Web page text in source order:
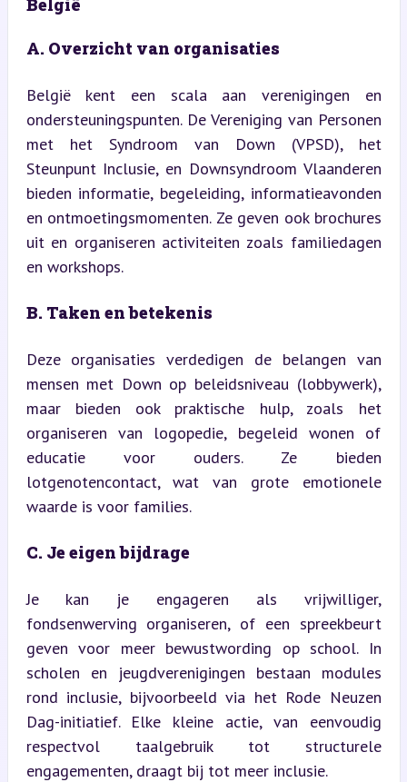
België
A. Overzicht van organisaties
België kent een scala aan verenigingen en
ondersteuningspunten. De Vereniging van Personen
met het Syndroom van Down (VPSD), het
Steunpunt Inclusie, en Downsyndroom Vlaanderen
bieden informatie, begeleiding, informatieavonden
en ontmoetingsmomenten. Ze geven ook brochures
uit en organiseren activiteiten zoals familiedagen
en workshops.
B. Taken en betekenis
Deze organisaties verdedigen de belangen van
mensen met Down op beleidsniveau (lobbywerk),
maar bieden ook praktische hulp, zoals het
organiseren van logopedie, begeleid wonen of
educatie voor ouders. Ze bieden
lotgenotencontact, wat van grote emotionele
waarde is voor families.
C. Je eigen bijdrage
Je kan je engageren als vrijwilliger,
fondsenwerving organiseren, of een spreekbeurt
geven voor meer bewustwording op school. In
scholen en jeugdverenigingen bestaan modules
rond inclusie, bijvoorbeeld via het Rode Neuzen
Dag-initiatief. Elke kleine actie, van eenvoudig
respectvol taalgebruik tot structurele
engagementen, draagt bij tot meer inclusie.